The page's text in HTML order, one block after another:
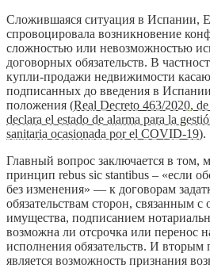
Сложившаяся ситуация в Испании,
спровоцировала возникновение
сложностью или невозможностью
договорных обязательств. В
купли-продажи недвижимости
подписанных до введения в
положения (Real Decreto 463/2020,
declara el estado de alarma para la
sanitaria ocasionada por el COVID-19).
Главный вопрос заключается в том,
принцип rebus sic stantibus – «если
без изменения» — к договорам
обязательствам сторон, связанным с
имущества, подписанием
возможна ли отсрочка или перенос
исполнения обязательств. И вторым
является возможность признания